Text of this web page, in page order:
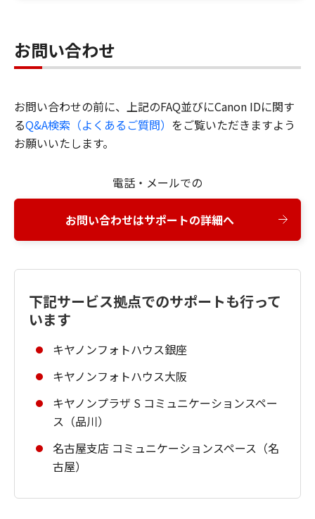
お問い合わせ
お問い合わせの前に、上記のFAQ並びにCanon IDに関す
るQ&A検索（よくあるご質問） をご覧いただきますよう
お願いいたします。
電話・メールでの
お問い合わせはサポートの詳細へ
下記サービス拠点でのサポートも行って
います
キヤノンフォトハウス銀座
キヤノンフォトハウス大阪
キヤノンプラザ S コミュニケーションスペー
ス（品川）
名古屋支店 コミュニケーションスペース（名
古屋）